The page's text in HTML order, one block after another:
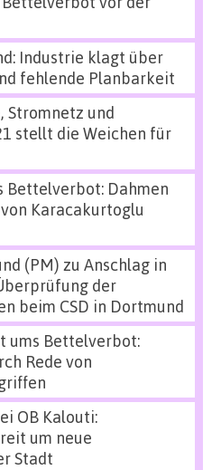
Industrie klagt über
fehlende Planbarkeit
Stromnetz und
stellt die Weichen für
Bettelverbot: Dahmen
Karacakurtoglu
(PM) zu Anschlag in
der
beim CSD in Dortmund
ums Bettelverbot:
Rede von
OB Kalouti:
um neue
Stadt